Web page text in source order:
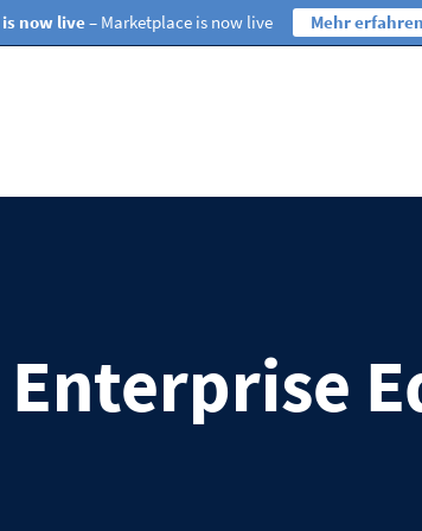
now live– Marketplace is now live Mehr erfahren